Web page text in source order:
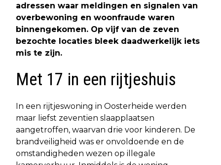
adressen waar meldingen en signalen van
overbewoning en woonfraude waren
binnengekomen. Op vijf van de zeven
bezochte locaties bleek daadwerkelijk iets
mis te zijn.
Met 17 in een rijtjeshuis
In een rijtjeswoning in Oosterheide werden
maar liefst zeventien slaapplaatsen
aangetroffen, waarvan drie voor kinderen. De
brandveiligheid was er onvoldoende en de
omstandigheden wezen op illegale